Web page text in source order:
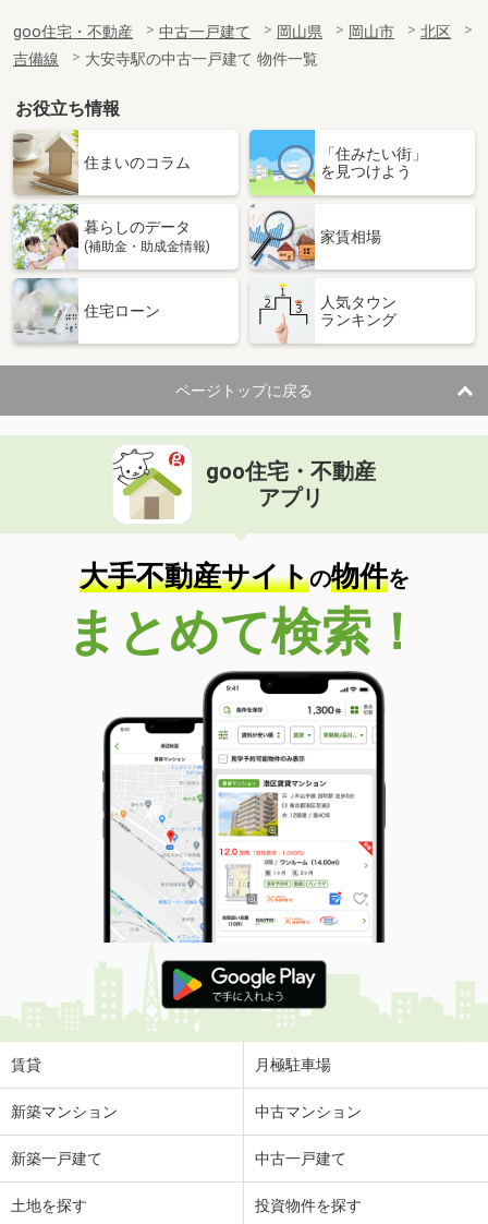
goo住宅・不動産 中古一戸建て 岡山県 岡山市
北区
吉備線
大安寺駅の中古一戸建て 物件一覧
お役立ち情報
住まいのコラム
「住みたい街」
を見つけよう
暮らしのデータ
(補助金・助成金情報)
家賃相場
住宅ローン
人気タウン
ランキング
ページトップに戻る
goo住宅・不動産
アプリ
大手不動産サイトの物件を
まとめて検索！
賃貸 月極駐車場
新築マンション 中古マンション
新築一戸建て 中古一戸建て
土地を探す 投資物件を探す